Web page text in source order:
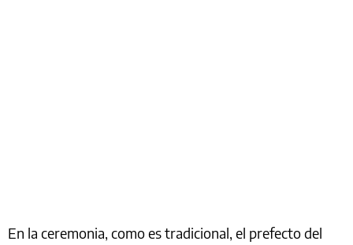
En la ceremonia, como es tradicional, el prefecto del